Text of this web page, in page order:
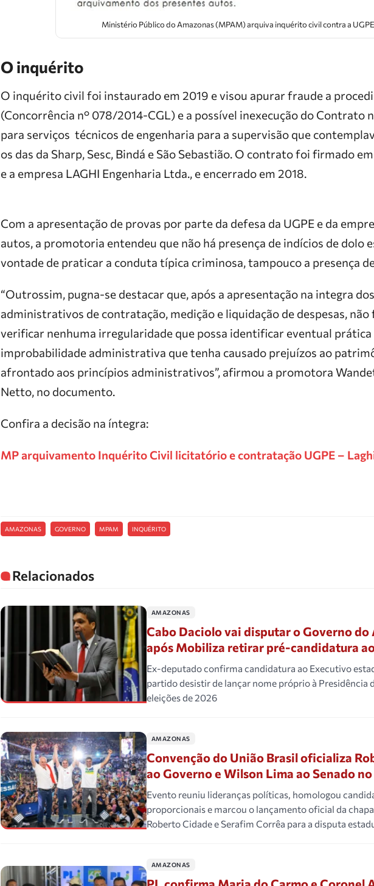
Ministério Público do Amazonas (MPAM) arquiva inquérito civil contra a UGPE
O inquérito
O inquérito civil foi instaurado em 2019 e visou apurar fraude a
(Concorrência n° 078/2014-CGL) e a possível inexecução do Contrato
para serviços técnicos de engenharia para a supervisão que
os das da Sharp, Sesc, Bindá e São Sebastião. O contrato foi firmado
e a empresa LAGHI Engenharia Ltda., e encerrado em 2018.
Com a apresentação de provas por parte da defesa da UGPE e da
autos, a promotoria entendeu que não há presença de indícios de dolo
vontade de praticar a conduta típica criminosa, tampouco a presença
“Outrossim, pugna-se destacar que, após a apresentação na integra
administrativos de contratação, medição e liquidação de despesas,
verificar nenhuma irregularidade que possa identificar eventual prática
improbabilidade administrativa que tenha causado prejuízos ao
afrontado aos princípios administrativos”, afirmou a promotora
Netto, no documento.
Confira a decisão na íntegra:
MP arquivamento Inquérito Civil licitatório e contratação UGPE –
AMAZONAS GOVERNO MPAM INQUÉRITO
Relacionados
AMAZONAS
Cabo Daciolo vai disputar o Governo do
após Mobiliza retirar pré-candidatura
Ex-deputado confirma candidatura ao Executivo
partido desistir de lançar nome próprio à Presidência
eleições de 2026
AMAZONAS
Convenção do União Brasil oficializa
ao Governo e Wilson Lima ao Senado
Evento reuniu lideranças políticas, homologou
proporcionais e marcou o lançamento oficial da
Roberto Cidade e Serafim Corrêa para a disputa
AMAZONAS